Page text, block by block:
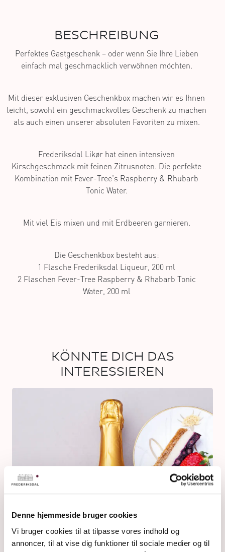
Denne hjemmeside bruger cookies
Vi bruger cookies til at tilpasse vores indhold og
annoncer, til at vise dig funktioner til sociale medier og til
BESCHREIBUNG
Perfektes Gastgeschenk – oder wenn Sie Ihre Lieben
einfach mal geschmacklich verwöhnen möchten.
Mit dieser exklusiven Geschenkbox machen wir es Ihnen
leicht, sowohl ein geschmackvolles Geschenk zu machen
als auch einen unserer absoluten Favoriten zu mixen.
Frederiksdal Likør hat einen intensiven
Kirschgeschmack mit feinen Zitrusnoten. Die perfekte
Kombination mit Fever-Tree's Raspberry & Rhubarb
Tonic Water.
Mit viel Eis mixen und mit Erdbeeren garnieren.
Die Geschenkbox besteht aus:
1 Flasche Frederiksdal Liqueur, 200 ml
2 Flaschen Fever-Tree Raspberry & Rhabarb Tonic
Water, 200 ml
KÖNNTE DICH DAS
INTERESSIEREN